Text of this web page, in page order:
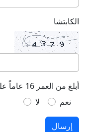
الكابتشا
أبلغ من العمر 16 عاماً على الأقل، وأقبل
نعم
لا
إرسال